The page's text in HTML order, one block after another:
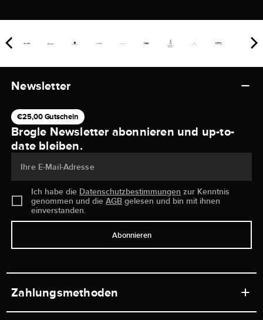
Newsletter
€25,00 Gutschein
Brogle Newsletter abonnieren und up-to-
date bleiben.
Ihre E-Mail-Adresse
Ich habe die Datenschutzbestimmungen zur Kenntnis
genommen und dieAGB gelesen und bin mit ihnen
einverstanden.
Abonnieren
Zahlungsmethoden